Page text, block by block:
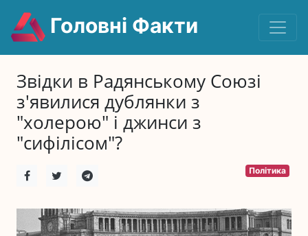
Головні Факти
Звідки в Радянському Союзі
з'явилися дублянки з
"холерою" і джинси з
"сифілісом"?
Політика